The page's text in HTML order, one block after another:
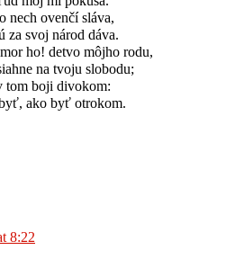
nech ovenčí sláva,
za svoj národ dáva.
ho! detvo môjho rodu,
na tvoju slobodu;
tom boji divokom:
ako byť otrokom.
8:22